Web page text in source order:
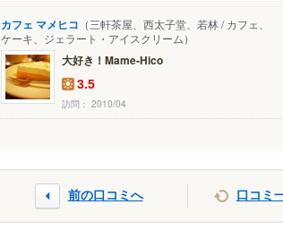
カフェ マメヒコ （三軒茶屋、西太子堂、若林 / カフェ、
ケーキ、ジェラート・アイスクリーム）
大好き！Mame-Hico
3.5
訪問： 2010/04
前の口コミへ 口コミ